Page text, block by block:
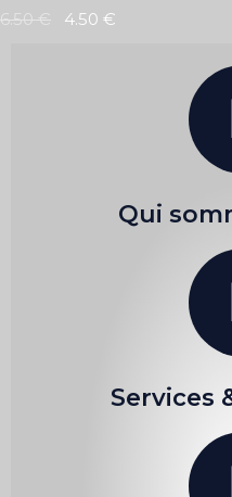
6.50€ 4.50 €
Qui
Services